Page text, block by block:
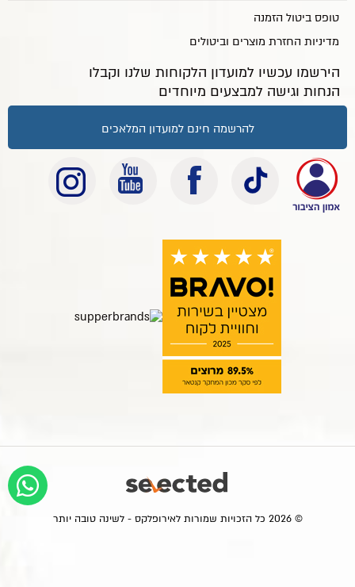
טופס ביטול הזמנה
מדיניות החזרת מוצרים וביטולים
הירשמו עכשיו למועדון הלקוחות שלנו וקבלו
הנחות וגישה למבצעים מיוחדים
להרשמה חינם למועדון המלאכים
© 2026 כל הזכויות שמורות לאירופלקס - לשינה טובה יותר